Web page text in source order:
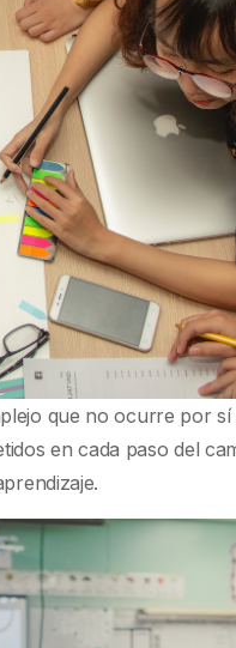
que no ocurre por sí
en cada paso del